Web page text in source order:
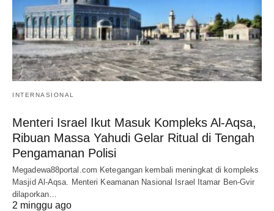
INTERNASIONAL
Menteri Israel Ikut Masuk Kompleks Al-Aqsa,
Ribuan Massa Yahudi Gelar Ritual di Tengah
Pengamanan Polisi
Megadewa88portal.com Ketegangan kembali meningkat di kompleks
Masjid Al-Aqsa. Menteri Keamanan Nasional Israel Itamar Ben-Gvir
dilaporkan…
2 minggu ago